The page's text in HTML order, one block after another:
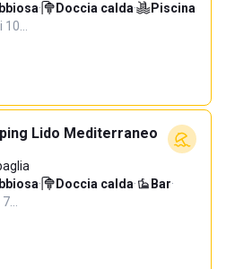
· Doccia calda·
Piscina
Lido Mediterraneo
· Doccia calda· Bar·